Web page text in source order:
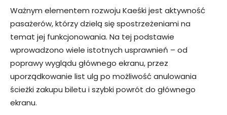
Ważnym elementem rozwoju Kaeśki jest aktywność
pasażerów, którzy dzielą się spostrzeżeniami na
temat jej funkcjonowania. Na tej podstawie
wprowadzono wiele istotnych usprawnień – od
poprawy wyglądu głównego ekranu, przez
uporządkowanie list ulg po możliwość anulowania
ścieżki zakupu biletu i szybki powrót do głównego
ekranu.